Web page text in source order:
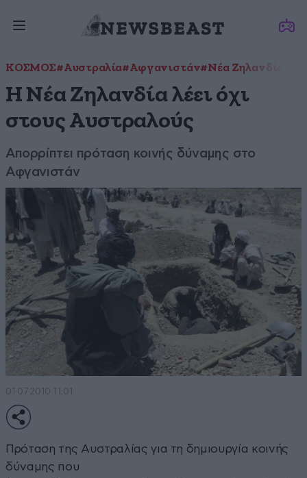
ΚΟΣΜΟΣ#Αυστραλία#Αφγανιστάν#Νέα Ζηλανδία
Η Νέα Ζηλανδία λέει όχι
στους Αυστραλούς
Απορρίπτει πρόταση κοινής δύναμης στο
Αφγανιστάν
01·07·2010 11:01
Πρόταση της Αυστραλίας για τη δημιουργία κοινής
δύναμης που